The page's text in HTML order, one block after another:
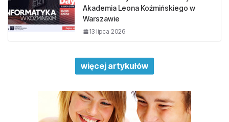
Akademia Leona Koźmińskiego w
Warszawie
13 lipca 2026
więcej artykułów